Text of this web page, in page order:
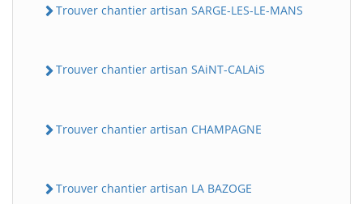
Trouver chantier artisan SARGE-LES-LE-MANS
Trouver chantier artisan SAiNT-CALAiS
Trouver chantier artisan CHAMPAGNE
Trouver chantier artisan LA BAZOGE